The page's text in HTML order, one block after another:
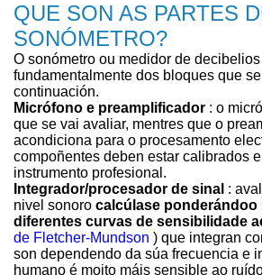
QUE SON AS PARTES
SONÓMETRO?
O sonómetro ou medidor de
fundamentalmente dos bloques que
continuación.
Micrófono e preamplificador : o
que se vai avaliar, mentres que o
acondiciona para o procesamento
compoñentes deben estar calibrados
instrumento profesional.
Integrador/procesador de sinal :
nivel sonoro calcúlase ponderándoo
diferentes curvas de sensibilidade
de Fletcher-Mundson ) que integran
son dependendo da súa frecuencia e
humano é moito máis sensible ao